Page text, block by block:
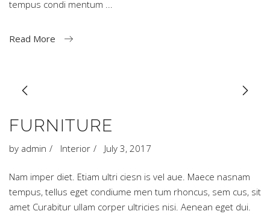
tempus condi mentum
Read More
FURNITURE
by admin Interior July 3, 2017
Nam imper diet. Etiam ultri ciesn is vel aue. Maece nasnam
tempus, tellus eget condiume men tum rhoncus, sem cus, sit
amet Curabitur ullam corper ultricies nisi. Aenean eget dui.